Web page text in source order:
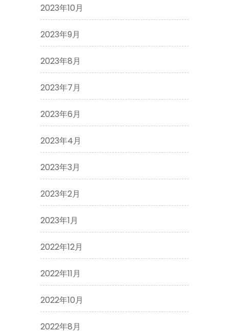
2023年10月
2023年9月
2023年8月
2023年7月
2023年6月
2023年4月
2023年3月
2023年2月
2023年1月
2022年12月
2022年11月
2022年10月
2022年8月